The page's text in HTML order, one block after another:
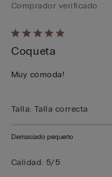
Calificación
de
5
5
Comprador verificado
Coqueta
Muy cómoda!
Talla: Talla correcta
Demasiado pequeño
Calidad: 5/5